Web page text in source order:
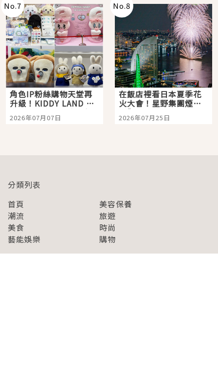
No.7
角色IP粉絲購物天堂再
升級！KIDDY LAND 原
宿店吉伊卡哇迎客，新
開幕 OMOKADO 店3分
2026年07月07日
No.8
在飯店裡看日本夏季花
火大會！星野集團煙火
景觀飯店6選，讓你不用
人擠人悠閒欣賞
2026年07月25日
分類列表
首頁
美容保養
潮流
旅遊
美食
時尚
藝能娛樂
購物